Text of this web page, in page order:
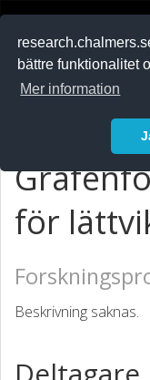
bättre funktionalitet
Mer information
för
Beskrivning saknas.